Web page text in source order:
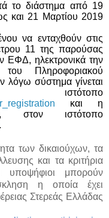
το διάστημα από 19
και 21 Μαρτίου 2019
να ενταχθούν στις
11 της παρούσας
ΕΦΔ, ηλεκτρονικά την
Πληροφοριακού
σύστημα γίνεται
και η
στον ιστότοπο
των δικαιούχων, τα
και τα κριτήρια
υποψήφιοι μπορούν
η οποία έχει
Στερεάς Ελλάδας